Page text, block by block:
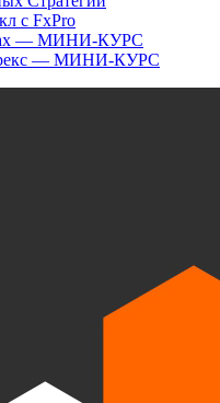
с FxPro
— МИНИ-КУРС
— МИНИ-КУРС